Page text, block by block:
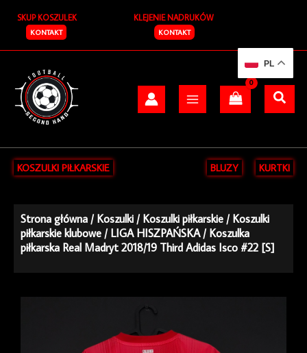
treści
SKUP KOSZULEK
KONTAKT
KLEJENIE NADRUKÓW
KONTAKT
KOSZULKI PIŁKARSKIE BLUZY KURTKI
Strona główna /Koszulki /Koszulki piłkarskie /Koszulki
piłkarskie klubowe /LIGA HISZPAŃSKA/ Koszulka
piłkarska Real Madryt 2018/19 Third Adidas Isco #22 [S]
PL